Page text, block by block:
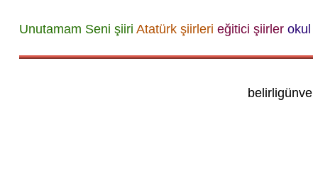
Unutamam Seni şiiri Atatürk şiirleri eğitici şiirler